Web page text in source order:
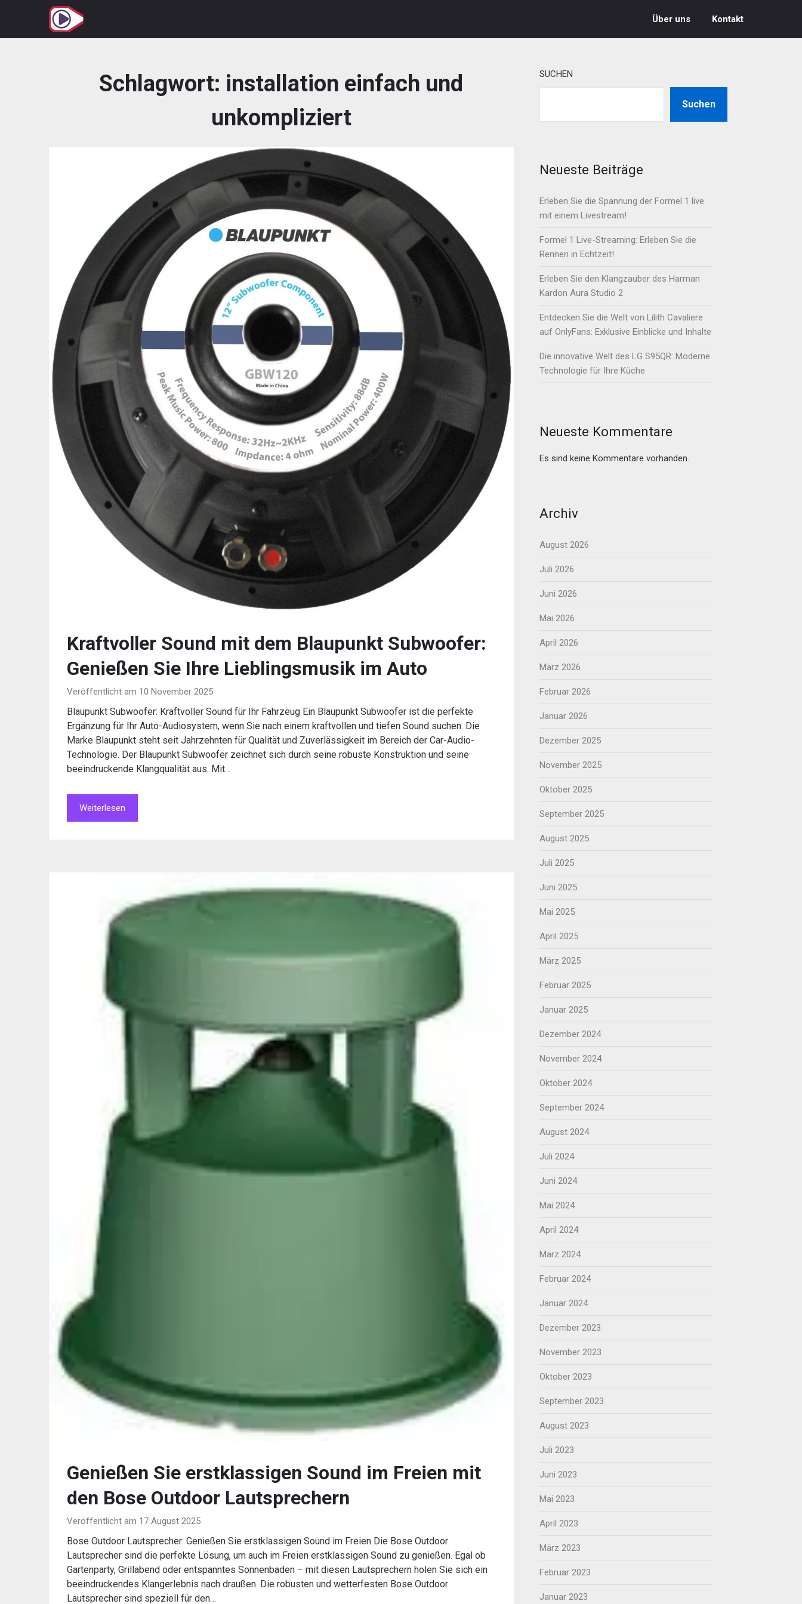
springen
Über uns Kontakt
Schlagwort: installation einfach und
unkompliziert
Kraftvoller Sound mit dem Blaupunkt Subwoofer:
Genießen Sie Ihre Lieblingsmusik im Auto
Veröffentlicht am 10 November 2025
Blaupunkt Subwoofer: Kraftvoller Sound für Ihr Fahrzeug Ein Blaupunkt Subwoofer ist die perfekte
Ergänzung für Ihr Auto-Audiosystem, wenn Sie nach einem kraftvollen und tiefen Sound suchen. Die
Marke Blaupunkt steht seit Jahrzehnten für Qualität und Zuverlässigkeit im Bereich der Car-Audio-
Technologie. Der Blaupunkt Subwoofer zeichnet sich durch seine robuste Konstruktion und seine
beeindruckende Klangqualität aus. Mit…
Weiterlesen
Genießen Sie erstklassigen Sound im Freien mit
den Bose Outdoor Lautsprechern
Veröffentlicht am 17 August 2025
Bose Outdoor Lautsprecher: Genießen Sie erstklassigen Sound im Freien Die Bose Outdoor
Lautsprecher sind die perfekte Lösung, um auch im Freien erstklassigen Sound zu genießen. Egal ob
Gartenparty, Grillabend oder entspanntes Sonnenbaden – mit diesen Lautsprechern holen Sie sich ein
beeindruckendes Klangerlebnis nach draußen. Die robusten und wetterfesten Bose Outdoor
Lautsprecher sind speziell für den…
SUCHEN
Suchen
Neueste Beiträge
Erleben Sie die Spannung der Formel 1 live
mit einem Livestream!
Formel 1 Live-Streaming: Erleben Sie die
Rennen in Echtzeit!
Erleben Sie den Klangzauber des Harman
Kardon Aura Studio 2
Entdecken Sie die Welt von Lilith Cavaliere
auf OnlyFans: Exklusive Einblicke und Inhalte
Die innovative Welt des LG S95QR: Moderne
Technologie für Ihre Küche
Neueste Kommentare
Es sind keine Kommentare vorhanden.
Archiv
August 2026
Juli 2026
Juni 2026
Mai 2026
April 2026
März 2026
Februar 2026
Januar 2026
Dezember 2025
November 2025
Oktober 2025
September 2025
August 2025
Juli 2025
Juni 2025
Mai 2025
April 2025
März 2025
Februar 2025
Januar 2025
Dezember 2024
November 2024
Oktober 2024
September 2024
August 2024
Juli 2024
Juni 2024
Mai 2024
April 2024
März 2024
Februar 2024
Januar 2024
Dezember 2023
November 2023
Oktober 2023
September 2023
August 2023
Juli 2023
Juni 2023
Mai 2023
April 2023
März 2023
Februar 2023
Januar 2023